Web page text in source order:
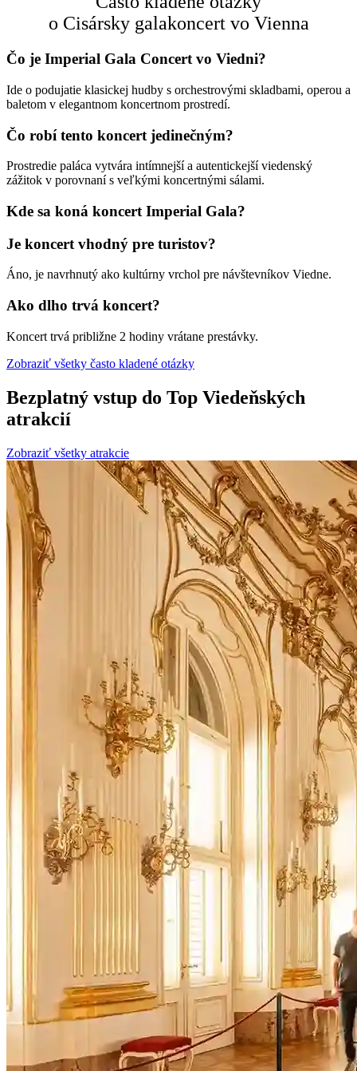
o Cisársky galakoncert vo Vienna
Čo je Imperial Gala Concert vo Viedni?
Ide o podujatie klasickej hudby s orchestrovými skladbami, operou a
baletom v elegantnom koncertnom prostredí.
Čo robí tento koncert jedinečným?
Prostredie paláca vytvára intímnejší a autentickejší viedenský
zážitok v porovnaní s veľkými koncertnými sálami.
Kde sa koná koncert Imperial Gala?
Je koncert vhodný pre turistov?
Áno, je navrhnutý ako kultúrny vrchol pre návštevníkov Viedne.
Ako dlho trvá koncert?
Koncert trvá približne 2 hodiny vrátane prestávky.
Zobraziť všetky často kladené otázky
Bezplatný vstup do Top Viedeňských
atrakcií
Zobraziť všetky atrakcie